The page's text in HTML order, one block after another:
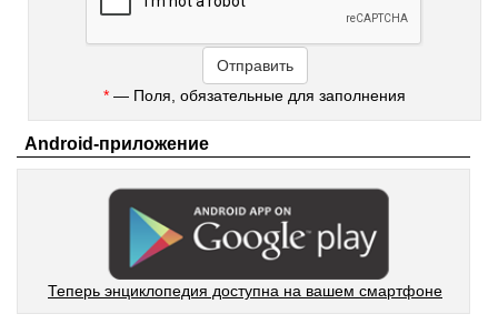
* — Поля, обязательные для заполнения
Android-приложение
Теперь энциклопедия доступна на вашем смартфоне